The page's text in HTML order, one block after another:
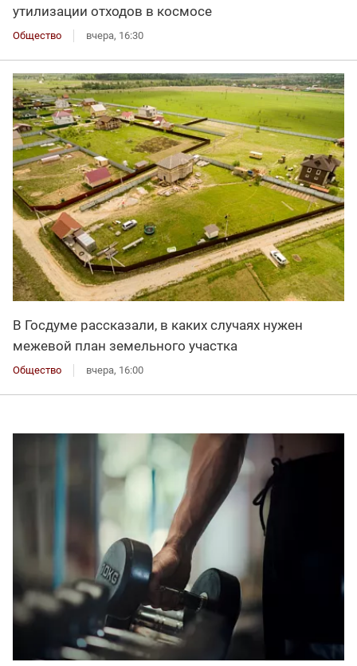
утилизации отходов в космосе
Общество вчера, 16:30
В Госдуме рассказали, в каких случаях нужен
межевой план земельного участка
Общество вчера, 16:00